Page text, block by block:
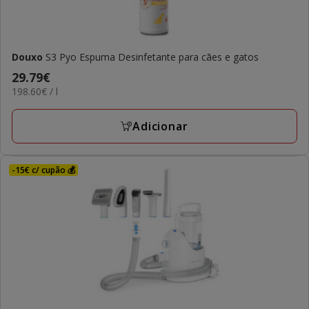
Douxo S3 Pyo Espuma Desinfetante para cães e gatos
Preço
29.79€
29.79€
198.60€
L
198.60€ / l
Adicionar
-15€ c/ cupão 💰